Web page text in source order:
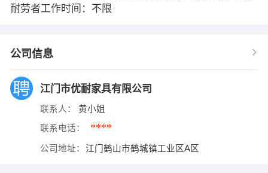
耐劳者工作时间：不限
公司信息
江门市优耐家具有限公司
联系人： 黄小姐
联系电话： ****
公司地址： 江门鹤山市鹤城镇工业区A区